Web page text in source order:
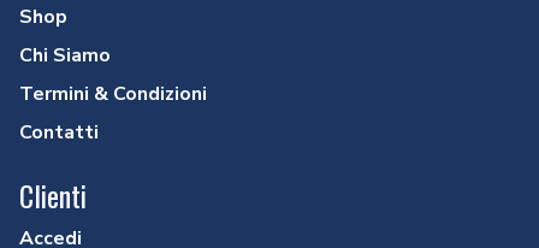
Shop
Chi Siamo
Termini & Condizioni
Contatti
Clienti
Accedi